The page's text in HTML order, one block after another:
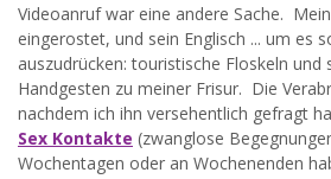
Videoanruf war eine andere Sache.
eingerostet, und sein Englisch ... um es
auszudrücken: touristische Floskeln und
Handgesten zu meiner Frisur. Die
nachdem ich ihn versehentlich gefragt
Sex Kontakte (zwanglose
Wochentagen oder an Wochenenden